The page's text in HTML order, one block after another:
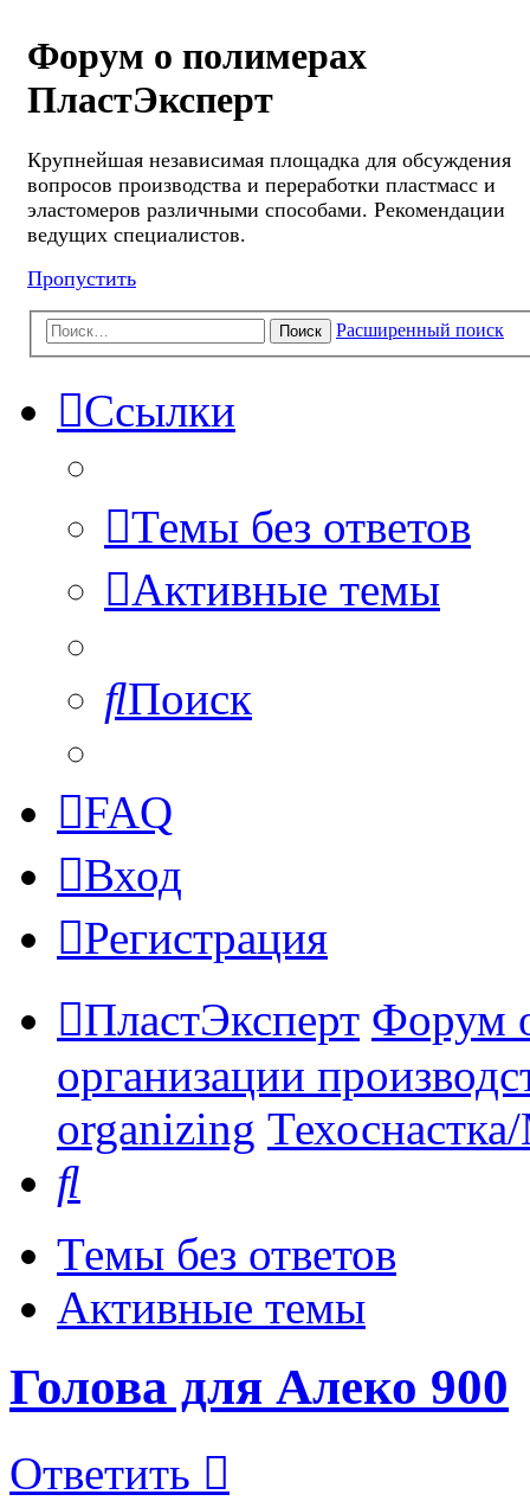
Форум о полимерах
ПластЭксперт
Крупнейшая независимая площадка для обсуждения
вопросов производства и переработки пластмасс и
эластомеров различными способами. Рекомендации
ведущих специалистов.
Пропустить
Поиск Расширенный поиск
Ссылки
Темы без ответов
Активные темы
Поиск
FAQ
Вход
Регистрация
ПластЭксперт Форум
организации
organizing
Темы без ответов
Активные темы
Голова для Алеко 900
Ответить